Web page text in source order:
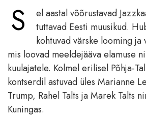
S
el aastal võõrustavad
tuttavad Eesti muusikud.
kohtuvad värske looming ja
mis loovad meeldejääva elamuse
kuulajatele. Kolmel erilisel Põhja-
kontserdil astuvad üles Marianne
Trump, Rahel Talts ja Marek Talts
Kuningas.